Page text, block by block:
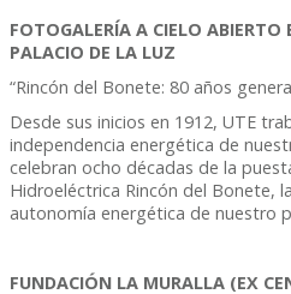
FOTOGALERÍA A CIELO ABIERTO
PALACIO DE LA LUZ
“Rincón del Bonete: 80 años
Desde sus inicios en 1912, UTE
independencia energética de
celebran ocho décadas de la
Hidroeléctrica Rincón del Bonete,
autonomía energética de nuestro
FUNDACIÓN LA MURALLA (EX